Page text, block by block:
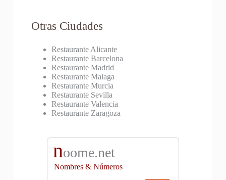
Otras Ciudades
Restaurante Alicante
Restaurante Barcelona
Restaurante Madrid
Restaurante Malaga
Restaurante Murcia
Restaurante Sevilla
Restaurante Valencia
Restaurante Zaragoza
noome.net
Nombres & Números